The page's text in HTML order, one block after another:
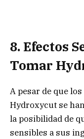
8. Efectos
Tomar
A pesar de que
Hydroxycut se
la posibilidad de
sensibles a sus